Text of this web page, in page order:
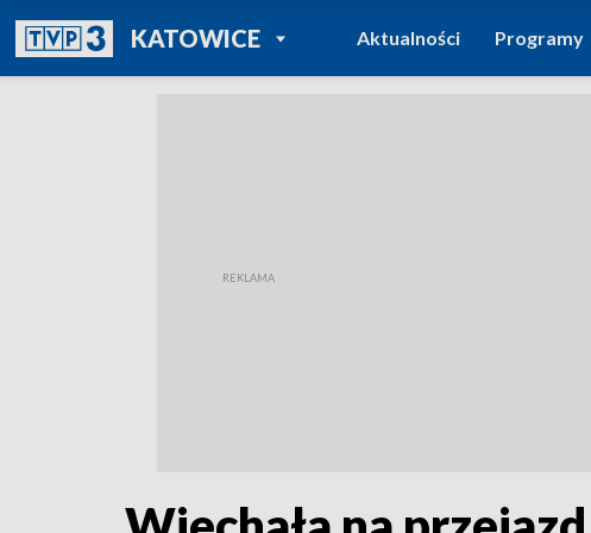
KATOWICEPOWRÓT DO
TVP REGIONY
Aktualności Programy